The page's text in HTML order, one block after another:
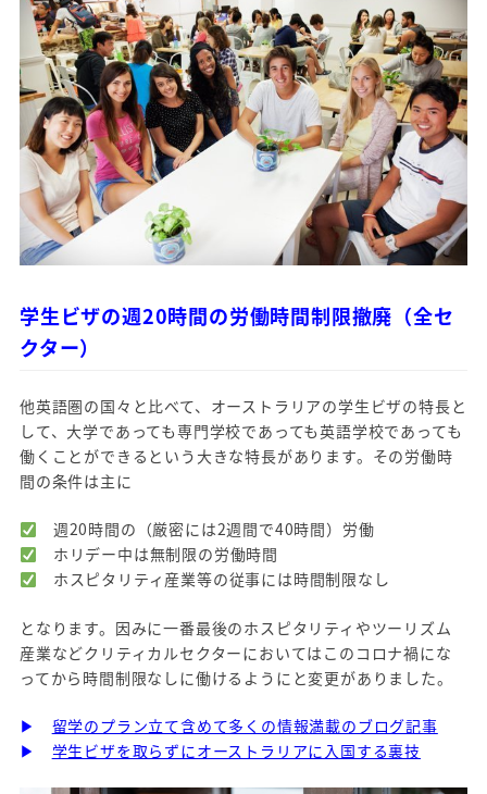
学生ビザの週20時間の労働時間制限撤廃（全セ
クター）
他英語圏の国々と比べて、オーストラリアの学生ビザの特長と
して、大学であっても専門学校であっても英語学校であっても
働くことができるという大きな特長があります。その労働時
間の条件は主に
週20時間の（厳密には2週間で40時間）労働
ホリデー中は無制限の労働時間
ホスピタリティ産業等の従事には時間制限なし
となります。因みに一番最後のホスピタリティやツーリズム
産業などクリティカルセクターにおいてはこのコロナ禍にな
ってから時間制限なしに働けるようにと変更がありました。
▶
留学のプラン立て含めて多くの情報満載のブログ記事
▶
学生ビザを取らずにオーストラリアに入国する裏技